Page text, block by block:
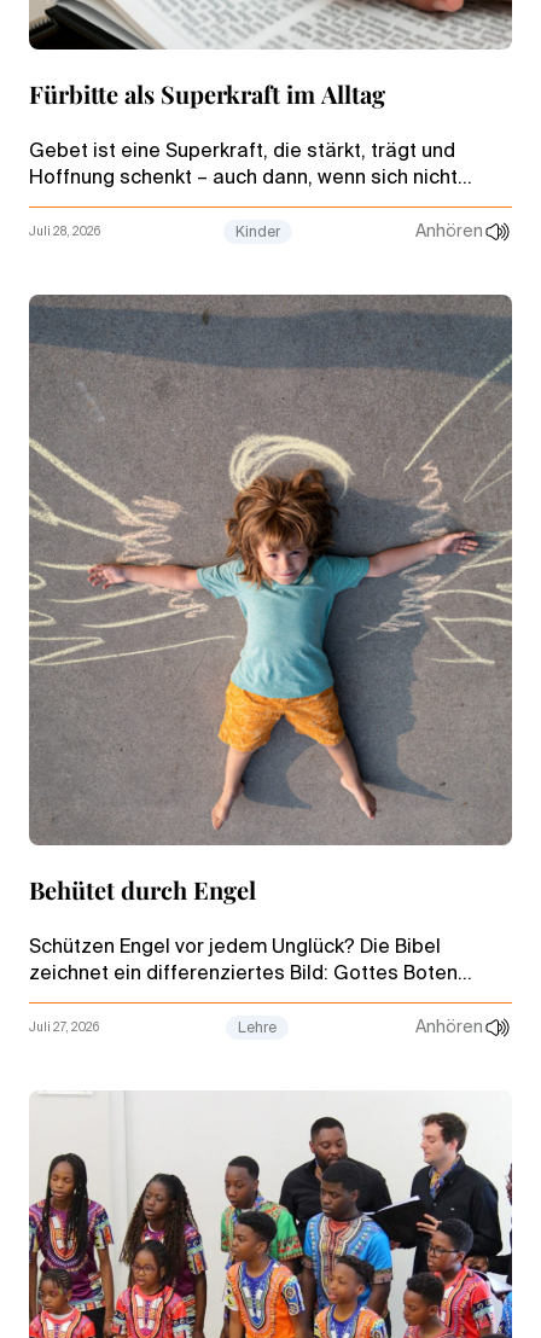
Fürbitte als Superkraft im Alltag
Gebet ist eine Superkraft, die stärkt, trägt und
Hoffnung schenkt – auch dann, wenn sich nicht
sofort etwas ändert. Fünf Tipps zeigen, wie Kindern
diese Kraft erleben können.
Juli 28, 2026 Kinder Anhören
Behütet durch Engel
Schützen Engel vor jedem Unglück? Die Bibel
zeichnet ein differenziertes Bild: Gottes Boten
stehen dem Menschen zur Seite, handeln aber nicht
an seiner Stelle.
Juli 27, 2026 Lehre Anhören